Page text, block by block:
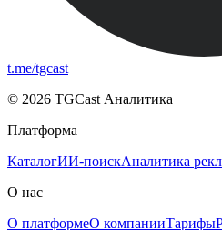
t.me/tgcast
© 2026 TGCast Аналитика
Платформа
КаталогИИ-поискАналитика
О нас
О платформеО компанииТарифы